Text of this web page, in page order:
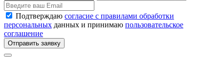
Подтверждаю согласие с правилами обработки
персональных данных и принимаю пользовательское
соглашение
Отправить заявку